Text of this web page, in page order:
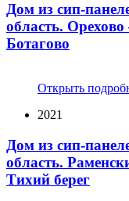
Дом из сип-
область. Орехово
Ботагово
Открыть
2021
Дом из сип-
область.
Тихий берег